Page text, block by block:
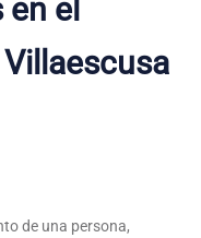
el
de una persona,